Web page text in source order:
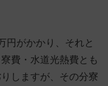
円がかかり、それと
費・水道光熱費とも
しますが、その分寮